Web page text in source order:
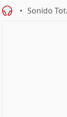
Sonido